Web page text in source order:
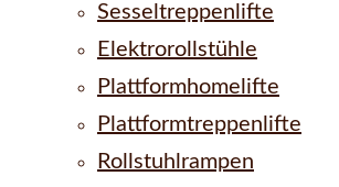
Sesseltreppenlifte
Elektrorollstühle
Plattformhomelifte
Plattformtreppenlifte
Rollstuhlrampen